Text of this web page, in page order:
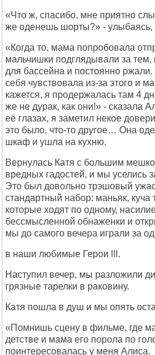
«Что ж, спасибо, мне приятно
же оденешь шорты?» - улыбаясь,
«Когда то, мама попробовала
мальчишки подглядывали за тем,
для бассейна и постоянно ржали.
себя чувствовала из-за этого и
кажется, я продержалась там 4
же не дурак, как они!» - сказала
её глазах, я заметил некое
это было, что-то другое… Она
шкаф и ушла на кухню.
Вернулась Катя с большим
вредных гадостей, и мы уселись
Это был довольно трэшовый
стандартный набор: маньяк, куча
которые ходят по одному,
бессмысленной обнаженки и
мы до самого вечера играли за
в наши любимые Герои lll.
Наступил вечер, мы разложили
грязные тарелки в раковину.
Катя пошла в душ и мы опять
«Помнишь сцену в фильме, где
детстве и мама его порола по
поинтересовалась у меня Алиса.